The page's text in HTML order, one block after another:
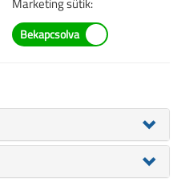
Ez a cikk a VL 2026. júniusi
le a lapszámot PDF
LETÖLTÉS
Marketing sütik: